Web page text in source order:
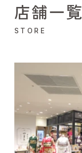
店舗一覧
STORE